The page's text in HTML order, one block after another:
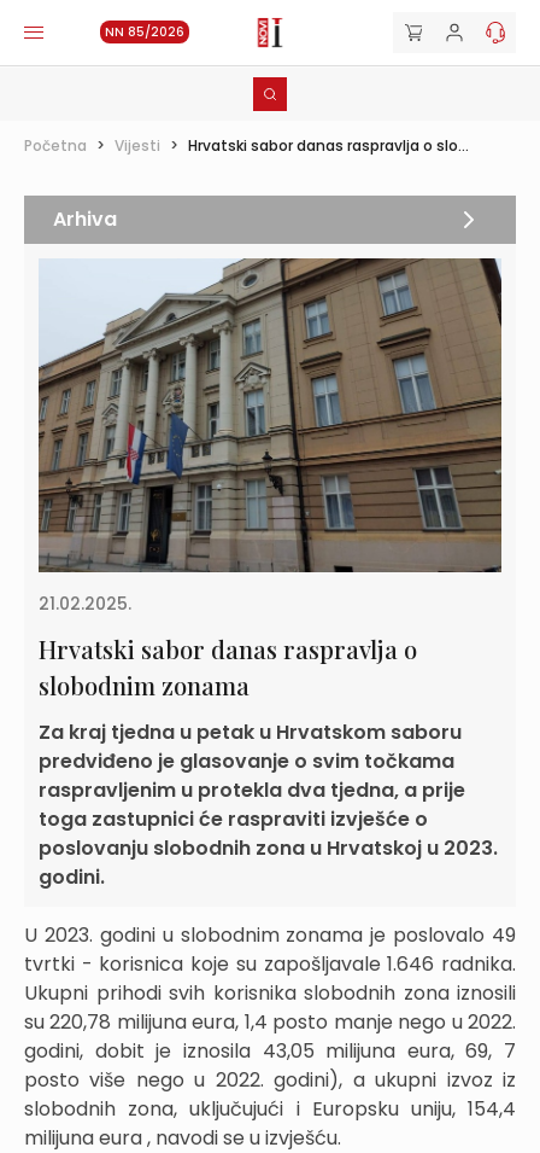
NN 85/2026
Početna > Vijesti > Hrvatski sabor danas raspravlja o slo...
21.02.2025.
Hrvatski sabor danas raspravlja o
slobodnim zonama
Za kraj tjedna u petak u Hrvatskom saboru
predviđeno je glasovanje o svim točkama
raspravljenim u protekla dva tjedna, a prije
toga zastupnici će raspraviti izvješće o
poslovanju slobodnih zona u Hrvatskoj u 2023.
godini.
U 2023. godini u slobodnim zonama je poslovalo 49
tvrtki - korisnica koje su zapošljavale 1.646 radnika.
Ukupni prihodi svih korisnika slobodnih zona iznosili
su 220,78 milijuna eura, 1,4 posto manje nego u 2022.
godini, dobit je iznosila 43,05 milijuna eura, 69, 7
posto više nego u 2022. godini), a ukupni izvoz iz
slobodnih zona, uključujući i Europsku uniju, 154,4
milijuna eura , navodi se u izvješću.
Arhiva